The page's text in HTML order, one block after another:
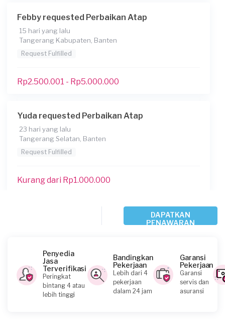
Febby requested Perbaikan Atap
15 hari yang lalu
Tangerang Kabupaten, Banten
Request Fulfilled
Rp2.500.001 - Rp5.000.000
Yuda requested Perbaikan Atap
23 hari yang lalu
Tangerang Selatan, Banten
Request Fulfilled
Kurang dari Rp1.000.000
Ahmad Sururi requested Perbaikan Atap
Request Fulfilled
Kurang dari Rp1.000.000
DAPATKAN
PENAWARAN
Penyedia
Jasa
Terverifikasi
Peringkat
bintang 4 atau
lebih tinggi
Bandingkan
Pekerjaan
Lebih dari 4
pekerjaan
dalam 24 jam
Garansi
Pekerjaan
Garansi
servis dan
asuransi